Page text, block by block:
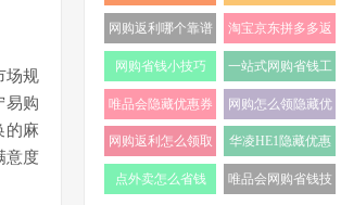
场规
易购
的麻
意度
格走势 (20)
(20)
网购返利哪个靠谱
(19)
淘宝京东拼多多返
利 (19)
网购省钱小技巧
(18)
一站式网购省钱工
具 (17)
唯品会隐藏优惠券
怎么找 (17)
网购怎么领隐藏优
惠券 (17)
网购返利怎么领取
(16)
华凌HE1隐藏优惠
券 (16)
点外卖怎么省钱
唯品会网购省钱技